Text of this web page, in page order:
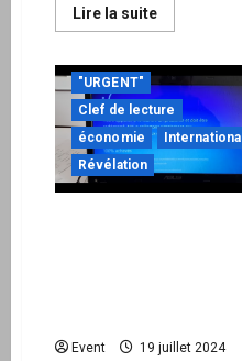
Lire la suiteEn
savoir
Victoire
volée
?
Yaël
Braun-
Pivet
réélue
de
justesse
"URGENT"
Clef de lecture
économie
International
Révélation
Event 19 juillet 2024